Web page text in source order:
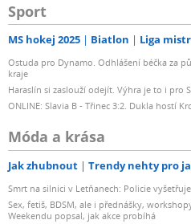
Sport
MS hokej 2025 Biatlon Liga
Ostuda pro Dynamo. Odhlášení béčka za
kraje
Haraslín si zaslouží odejít. Výhra je to i pro
ONLINE: Slavia B - Třinec 3:2. Dukla hostí
Móda a krása
Jak zhubnout Trendy nehty pro
Smrt na silnici v Letňanech: Policie
Sex, fetiš, BDSM, ale i přednášky,
Weekendu popsal, jak akce probíhá